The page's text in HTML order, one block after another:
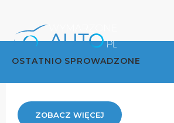
OSTATNIO SPROWADZONE
ZOBACZ WIĘCEJ